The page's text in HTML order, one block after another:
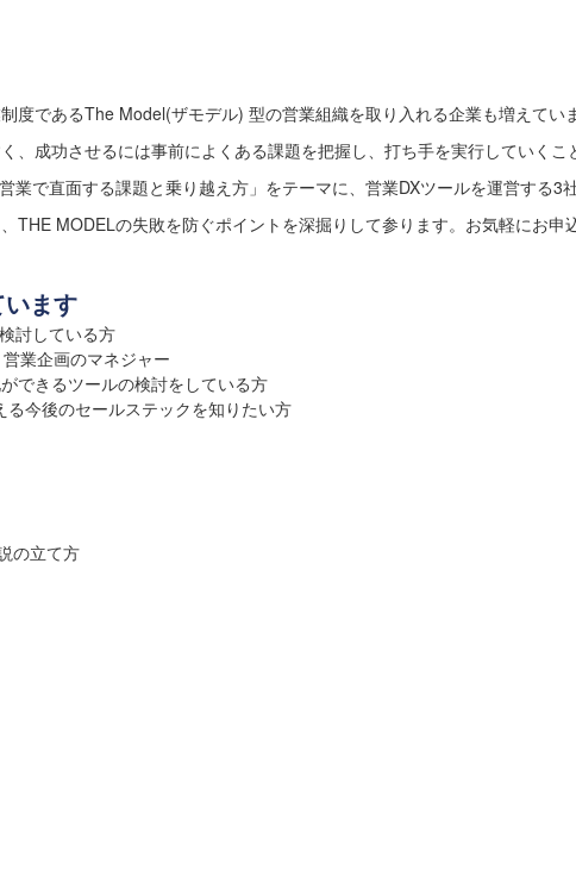
度であるThe Model(ザモデル) 型の営業組織を取り入れる企業も増えていま
、成功させるには事前によくある課題を把握し、打ち手を実行していくこ
業で直面する課題と乗り越え方」をテーマに、営業DXツールを運営する3
THE MODELの失敗を防ぐポイントを深掘りして参ります。お気軽にお申
ます
討している方
業企画のマネジャー
できるツールの検討をしている方
今後のセールステックを知りたい方
の立て方